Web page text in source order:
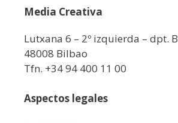
Media Creativa
Lutxana 6 – 2º izquierda – dpt. B
48008 Bilbao
Tfn. +34 94 400 11 00
Aspectos legales